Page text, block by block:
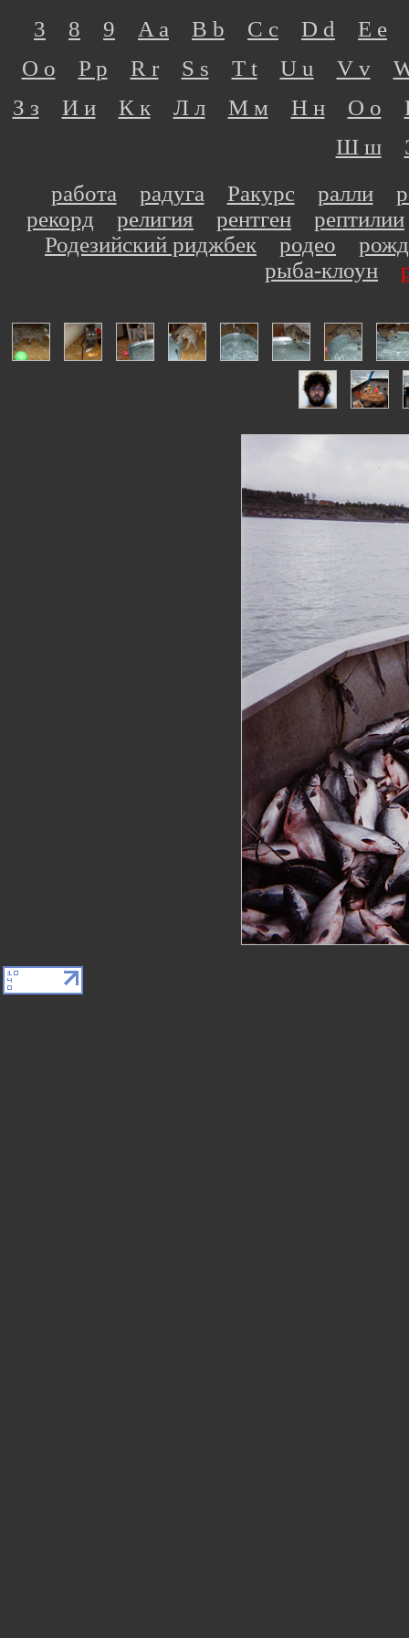
3 8 9 A a B b C c D d
E e
O o
P p R r S s T t U u V v
З з
И и К к Л л М м Н н О о
Ш ш
работа
радуга Ракурс ралли
рекорд
религия рентген
рептилии
Родезийский риджбек
родео
рыба-клоун